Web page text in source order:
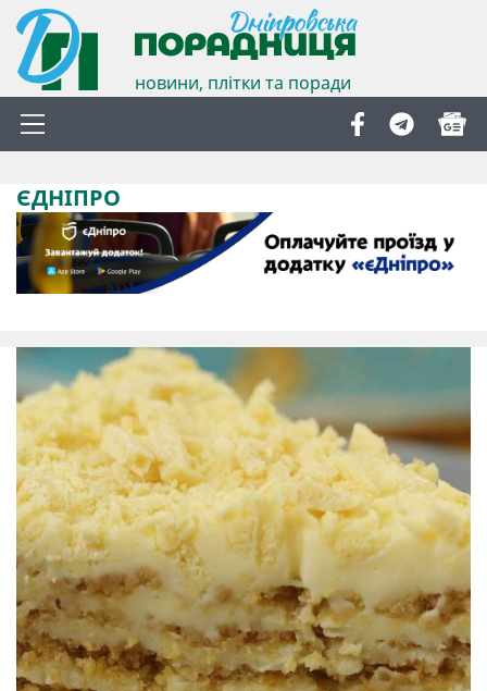
новини, плітки та поради
ЄДНІПРО